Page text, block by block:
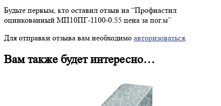
Будьте первым, кто оставил отзыв на “Профнастил
оцинкованный МП10ПГ-1100-0.55 цена за пог.м”
Для отправки отзыва вам необходимо авторизоваться.
Вам также будет интересно…